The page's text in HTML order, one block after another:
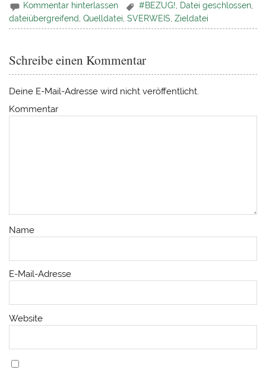
Kommentar hinterlassen #BEZUG!, Datei geschlossen,
dateiübergreifend ,Quelldatei ,SVERWEIS ,Zieldatei
Schreibe einen Kommentar
Deine E-Mail-Adresse wird nicht veröffentlicht.
Kommentar
Name
E-Mail-Adresse
Website